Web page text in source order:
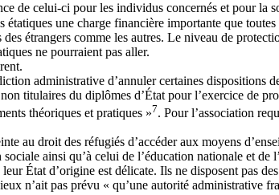
de celui-ci pour les individus concernés et pour la
une charge financière importante que
étrangers comme les autres. Le niveau de
ne pourraient pas aller.
administrative d’annuler certaines dispositions
titulaires du diplômes d’État pour l’exercice de
théoriques et pratiques »7. Pour l’association
au droit des réfugiés d’accéder aux moyens
ainsi qu’à celui de l’éducation nationale et de
État d’origine est délicate. Ils ne disposent pas
n’ait pas prévu « qu’une autorité administrative